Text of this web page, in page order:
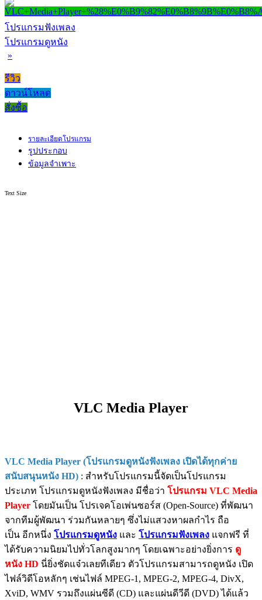
โปรแกรมฟังเพลง
โปรแกรมดูหนัง
»
รีวิว
ดาวน์โหลด
สั่งซื้อ
รายละเอียดโปรแกรม
รูปประกอบ
ข้อมูลจำเพาะ
Text Size
VLC Media Player
VLC Media Player (โปรแกรมดูหนังฟังเพลง เปิดได้ทุกค่าย
สนับสนุนหนัง HD) : สำหรับโปรแกรมนี้จัดเป็นโปรแกรม
ประเภท โปรแกรมดูหนังฟังเพลง มีชื่อว่า โปรแกรม VLC Media
Player โดยมันเป็น โปรเจคโอเพ่นซอร์ส (Open-Source) ที่พัฒนา
จากทีมผู้พัฒนา ร่วมกันหลายๆ ซึ่งไม่แสวงหาผลกำไร ถือ
เป็น อีกหนึ่ง โปรแกรมดูหนัง และ โปรแกรมฟังเพลง แจกฟรี ที่
ได้รับความนิยมไปทั่วโลกสูงมากๆ โดยเฉพาะอย่างยิ่งการ ดู
หนัง HD นี่ยิ่งชัดแจ๋วเลยทีเดียว ตัวโปรแกรมสามารถดูหนัง เปิด
ไฟล์วิดีโอหลักๆ เช่นไฟล์ MPEG-1, MPEG-2, MPEG-4, DivX,
XviD, WMV รวมถึงแผ่นซีดี (CD) และแผ่นดีวีดี (DVD) ได้แล้ว